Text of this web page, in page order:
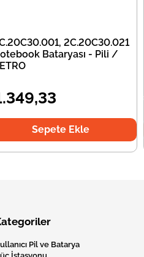
2C.20C30.021
Bataryası - Pili /
Sepete Ekle
Pil ve Batarya